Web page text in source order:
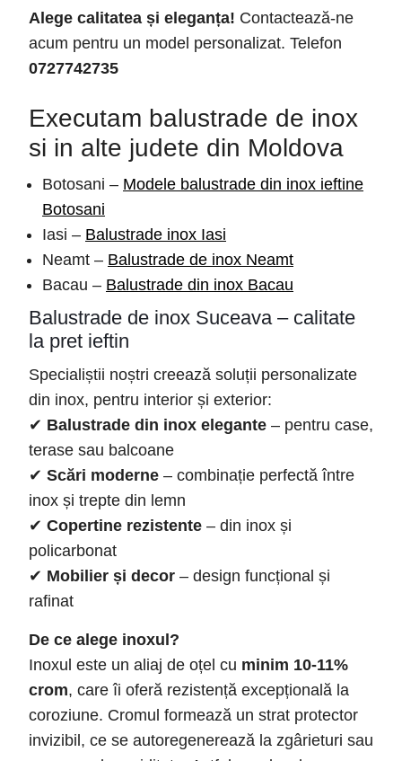
Alege calitatea și eleganța! Contactează-ne
acum pentru un model personalizat. Telefon
0727742735
Executam balustrade de inox
si in alte judete din Moldova
Botosani – Modele balustrade din inox ieftine
Botosani
Iasi – Balustrade inox Iasi
Neamt – Balustrade de inox Neamt
Bacau – Balustrade din inox Bacau
Balustrade de inox Suceava – calitate
la pret ieftin
Specialiștii noștri creează soluții personalizate
din inox, pentru interior și exterior:
✔ Balustrade din inox elegante – pentru case,
terase sau balcoane
✔ Scări moderne – combinație perfectă între
inox și trepte din lemn
✔ Copertine rezistente – din inox și
policarbonat
✔ Mobilier și decor – design funcțional și
rafinat
De ce alege inoxul?
Inoxul este un aliaj de oțel cu minim 10-11%
crom, care îi oferă rezistență excepțională la
coroziune. Cromul formează un strat protector
invizibil, ce se autoregenerează la zgârieturi sau